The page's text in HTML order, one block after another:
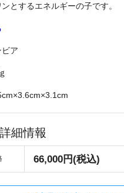
とするエネルギーの子です。
ア
細情報
66,000円(税込)